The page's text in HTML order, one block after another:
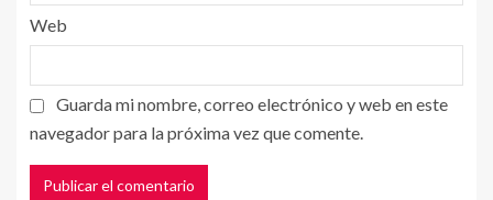
Web
Guarda mi nombre, correo electrónico y web en este
navegador para la próxima vez que comente.